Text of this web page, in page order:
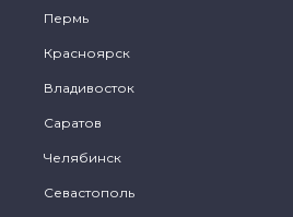
Пермь
Красноярск
Владивосток
Саратов
Челябинск
Севастополь